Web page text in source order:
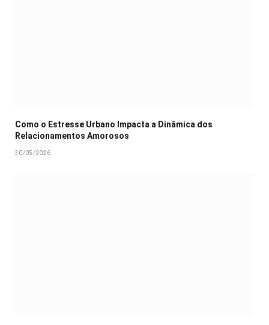
Como o Estresse Urbano Impacta a Dinâmica dos
Relacionamentos Amorosos
30/05/2026